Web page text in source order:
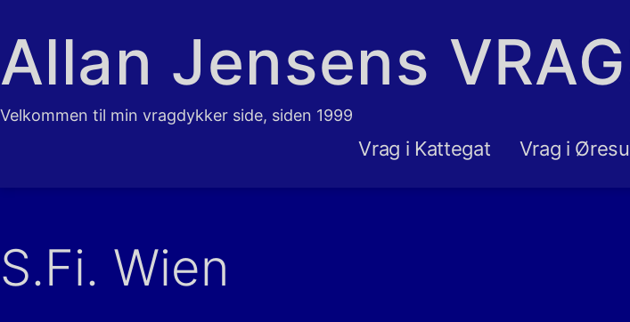
til
indhold
Allan Jensens
Velkommen til min vragdykker side, siden 1999
Vrag i Kattegat Vrag i
S.Fi. Wien